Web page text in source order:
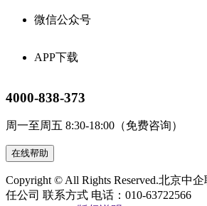
微信公众号
APP下载
4000-838-373
周一至周五 8:30-18:00（免费咨询）
在线帮助
Copyright © All Rights Reserved.北京中企
任公司 联系方式 电话：010-63722566